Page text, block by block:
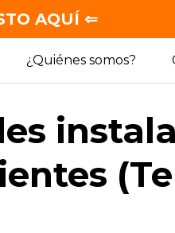
¿Quiénes somos?
AQUÍ ⇐